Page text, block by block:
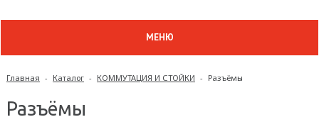
МЕНЮ
Главная - Каталог - КОММУТАЦИЯ И СТОЙКИ - Разъёмы
Разъёмы